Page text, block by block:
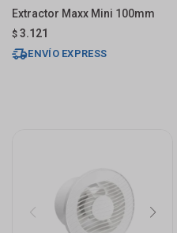
Extractor Maxx Mini 100mm
$ 3.121
ENVÍO EXPRESS